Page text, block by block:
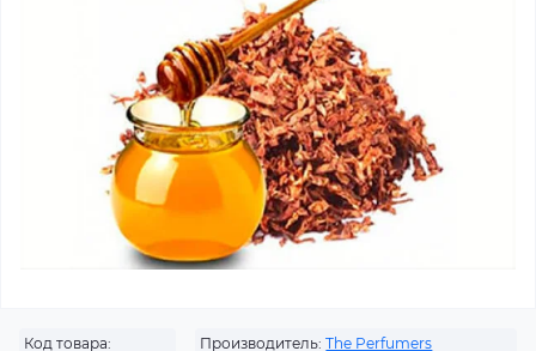
Код товара:
Производитель: The Perfumers